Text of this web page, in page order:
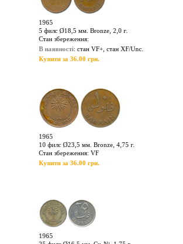
1965
5 филс Ø18,5 мм. Bronze, 2,0 г.
Стан збереження:
В наявності: стан VF+, стан XF/Unc.
Купити за 36.00 грн.
1965
10 филс Ø23,5 мм. Bronze, 4,75 г.
Стан збереження: VF
Купити за 36.00 грн.
1965